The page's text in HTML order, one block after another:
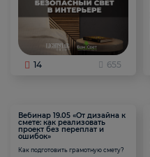
14 655
Вебинар 19.05 «От дизайна к
смете: как реализовать
проект без переплат и
ошибок»
Как подготовить грамотную смету?